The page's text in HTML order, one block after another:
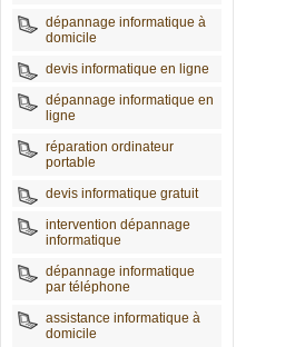
dépannage informatique à
domicile
devis informatique en ligne
dépannage informatique en
ligne
réparation ordinateur
portable
devis informatique gratuit
intervention dépannage
informatique
dépannage informatique
par téléphone
assistance informatique à
domicile